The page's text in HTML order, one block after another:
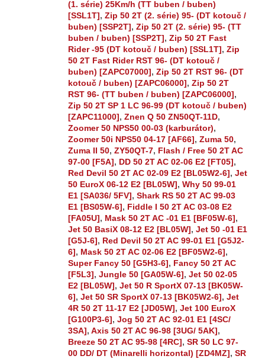
(1. série) 25Km/h (TT buben / buben)
[SSL1T], Zip 50 2T (2. série) 95- (DT kotouč /
buben) [SSP2T], Zip 50 2T (2. série) 95- (TT
buben / buben) [SSP2T], Zip 50 2T Fast
Rider -95 (DT kotouč / buben) [SSL1T], Zip
50 2T Fast Rider RST 96- (DT kotouč /
buben) [ZAPC07000], Zip 50 2T RST 96- (DT
kotouč / buben) [ZAPC06000], Zip 50 2T
RST 96- (TT buben / buben) [ZAPC06000],
Zip 50 2T SP 1 LC 96-99 (DT kotouč / buben)
[ZAPC11000], Znen Q 50 ZN50QT-11D,
Zoomer 50 NPS50 00-03 (karburátor),
Zoomer 50i NPS50 04-17 [AF66], Zuma 50,
Zuma II 50, ZY50QT-7, Flash / Free 50 2T AC
97-00 [F5A], DD 50 2T AC 02-06 E2 [FT05],
Red Devil 50 2T AC 02-09 E2 [BL05W2-6], Jet
50 EuroX 06-12 E2 [BL05W], Why 50 99-01
E1 [SA036/ 5FV], Shark RS 50 2T AC 99-03
E1 [BS05W-6], Fiddle I 50 2T AC 03-08 E2
[FA05U], Mask 50 2T AC -01 E1 [BF05W-6],
Jet 50 BasiX 08-12 E2 [BL05W], Jet 50 -01 E1
[G5J-6], Red Devil 50 2T AC 99-01 E1 [G5J2-
6], Mask 50 2T AC 02-06 E2 [BF05W2-6],
Super Fancy 50 [G5H3-6], Fancy 50 2T AC
[F5L3], Jungle 50 [GA05W-6], Jet 50 02-05
E2 [BL05W], Jet 50 R SportX 07-13 [BK05W-
6], Jet 50 SR SportX 07-13 [BK05W2-6], Jet
4R 50 2T 11-17 E2 [JD05W], Jet 100 EuroX
[G100P3-6], Jog 50 2T AC 92-01 E1 [4SC/
3SA], Axis 50 2T AC 96-98 [3UG/ 5AK],
Breeze 50 2T AC 95-98 [4RC], SR 50 LC 97-
00 DD/ DT (Minarelli horizontal) [ZD4MZ], SR